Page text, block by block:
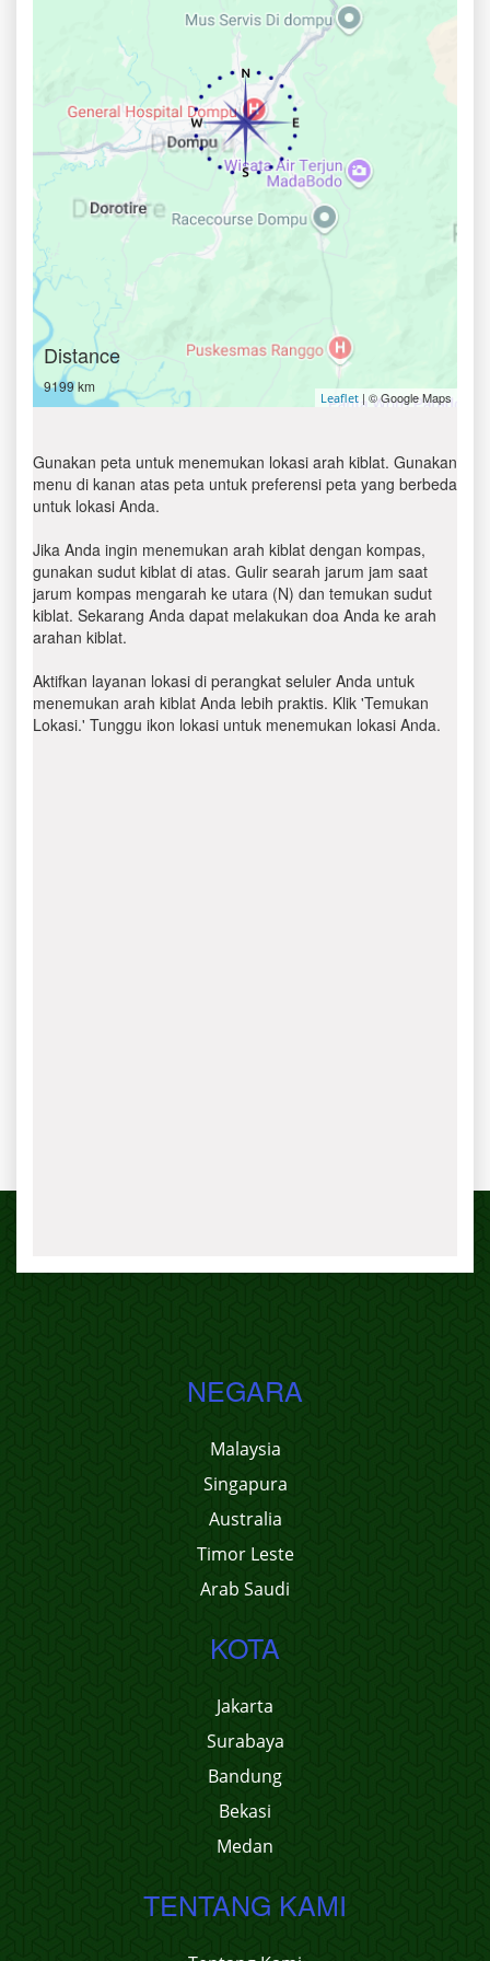
Distance
9199 km
Leaflet | © Google Maps
Gunakan peta untuk menemukan lokasi arah kiblat. Gunakan
menu di kanan atas peta untuk preferensi peta yang berbeda
untuk lokasi Anda.
Jika Anda ingin menemukan arah kiblat dengan kompas,
gunakan sudut kiblat di atas. Gulir searah jarum jam saat
jarum kompas mengarah ke utara (N) dan temukan sudut
kiblat. Sekarang Anda dapat melakukan doa Anda ke arah
arahan kiblat.
Aktifkan layanan lokasi di perangkat seluler Anda untuk
menemukan arah kiblat Anda lebih praktis. Klik 'Temukan
Lokasi.' Tunggu ikon lokasi untuk menemukan lokasi Anda.
NEGARA
Malaysia
Singapura
Australia
Timor Leste
Arab Saudi
KOTA
Jakarta
Surabaya
Bandung
Bekasi
Medan
TENTANG KAMI